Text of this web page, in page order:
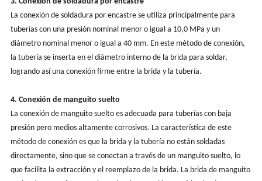
La conexión de soldadura por encastre se utiliza principalmente para
tuberías con una presión nominal menor o igual a 10,0 MPa y un
diámetro nominal menor o igual a 40 mm. En este método de conexión,
la tubería se inserta en el diámetro interno de la brida para soldar,
logrando así una conexión firme entre la brida y la tubería.
4. Conexión de manguito suelto
La conexión de manguito suelto es adecuada para tuberías con baja
presión pero medios altamente corrosivos. La característica de este
método de conexión es que la brida y la tubería no están soldadas
directamente, sino que se conectan a través de un manguito suelto, lo
que facilita la extracción y el reemplazo de la brida. La brida de manguito